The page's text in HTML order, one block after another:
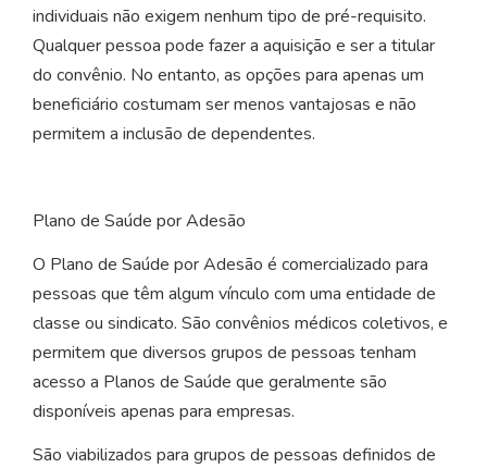
individuais não exigem nenhum tipo de pré-requisito.
Qualquer pessoa pode fazer a aquisição e ser a titular
do convênio. No entanto, as opções para apenas um
beneficiário costumam ser menos vantajosas e não
permitem a inclusão de dependentes.
Plano de Saúde por Adesão
O Plano de Saúde por Adesão é comercializado para
pessoas que têm algum vínculo com uma entidade de
classe ou sindicato. São convênios médicos coletivos, e
permitem que diversos grupos de pessoas tenham
acesso a Planos de Saúde que geralmente são
disponíveis apenas para empresas.
São viabilizados para grupos de pessoas definidos de